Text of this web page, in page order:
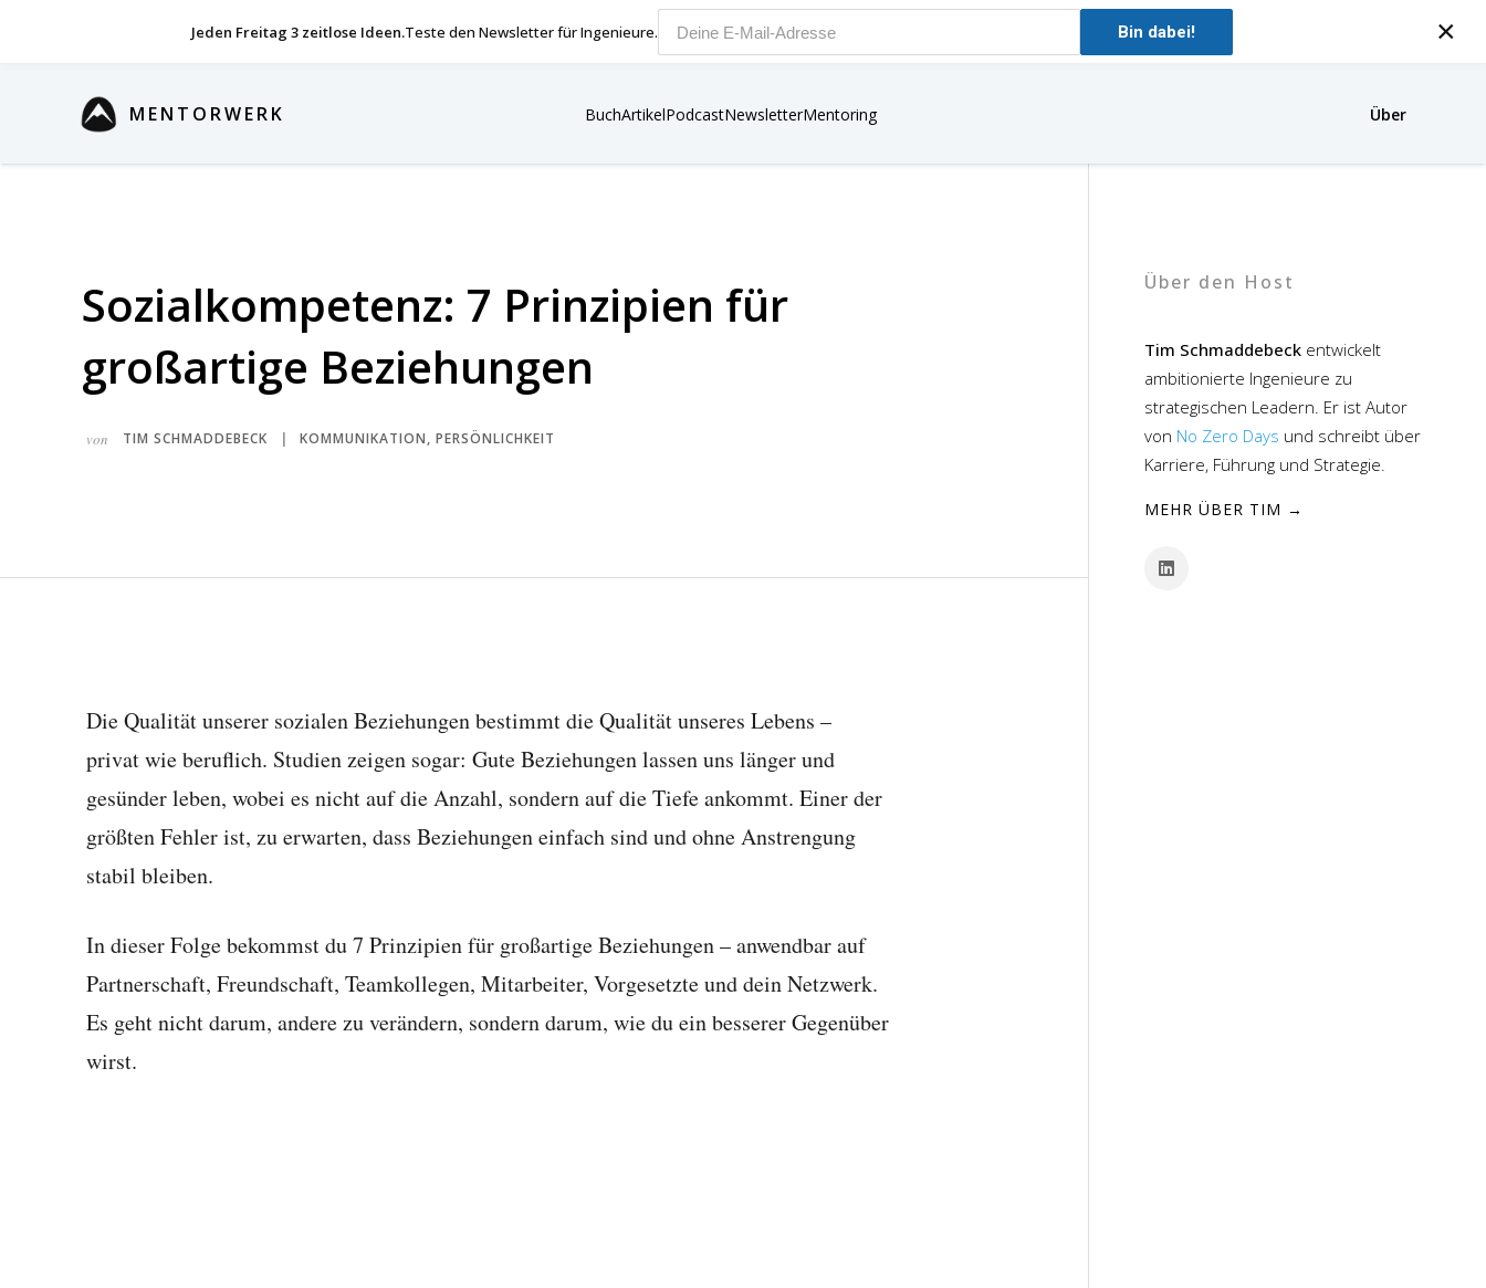
MENTORWERK BuchArtikelPodcastNewsletterMentoring
Jeden Freitag 3 zeitlose Ideen.Teste den Newsletter für Ingenieure.
E-Mail-Adresse
Bin dabei! ×
Über
Sozialkompetenz: 7 Prinzipien für
großartige Beziehungen
von TIM SCHMADDEBECK KOMMUNIKATION,PERSÖNLICHKEIT
Die Qualität unserer sozialen Beziehungen bestimmt die Qualität unseres Lebens –
privat wie beruflich. Studien zeigen sogar: Gute Beziehungen lassen uns länger und
gesünder leben, wobei es nicht auf die Anzahl, sondern auf die Tiefe ankommt. Einer der
größten Fehler ist, zu erwarten, dass Beziehungen einfach sind und ohne Anstrengung
stabil bleiben.
In dieser Folge bekommst du 7 Prinzipien für großartige Beziehungen – anwendbar auf
Partnerschaft, Freundschaft, Teamkollegen, Mitarbeiter, Vorgesetzte und dein Netzwerk.
Es geht nicht darum, andere zu verändern, sondern darum, wie du ein besserer Gegenüber
wirst.
Über den Host
Tim Schmaddebeck entwickelt
ambitionierte Ingenieure zu
strategischen Leadern. Er ist Autor
von No Zero Days und schreibt über
Karriere, Führung und Strategie.
MEHR ÜBER TIM →